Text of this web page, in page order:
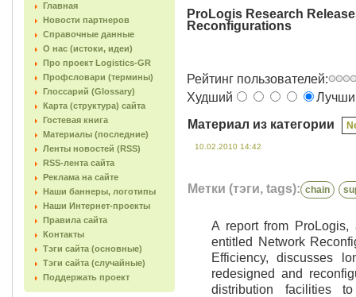
Главная
Новости партнеров
Справочные данные
О нас (истоки, идеи)
Про проект Logistics-GR
Профсловари (термины)
Глоссарий (Glossary)
Карта (структура) сайта
Гостевая книга
Материалы (последние)
Ленты новостей (RSS)
RSS-лента сайта
Реклама на сайте
Наши баннеры, логотипы
Наши Интернет-проекты
Правила сайта
Контакты
Тэги сайта (основные)
Тэги сайта (случайные)
Поддержать проект
ProLogis Research
Reconfigurations
Рейтинг пользователей:
Худший
Материал из категории
10.02.2010 14:42
Метки (тэги, tags): chain
A report from
entitled Network
Efficiency, discusses
redesigned and
distribution facilities